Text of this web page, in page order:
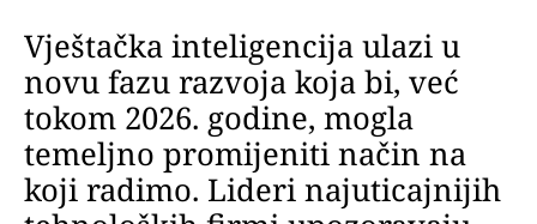
Vještačka inteligencija ulazi u
novu fazu razvoja koja bi, već
tokom 2026. godine, mogla
temeljno promijeniti način na
koji radimo. Lideri najuticajnijih